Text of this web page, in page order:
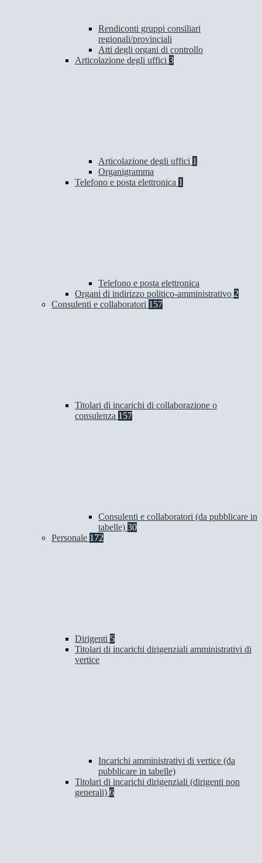
Rendiconti gruppi consiliari
regionali/provinciali
Atti degli organi di controllo
Articolazione degli uffici 3
Articolazione degli uffici 1
Organigramma
Telefono e posta elettronica 1
Telefono e posta elettronica
Organi di indirizzo politico-amministrativo 2
Consulenti e collaboratori 157
Titolari di incarichi di collaborazione o
consulenza 157
Consulenti e collaboratori (da pubblicare in
tabelle) 30
Personale 172
Dirigenti 5
Titolari di incarichi dirigenziali amministrativi di
vertice
Incarichi amministrativi di vertice (da
pubblicare in tabelle)
Titolari di incarichi dirigenziali (dirigenti non
generali) 6